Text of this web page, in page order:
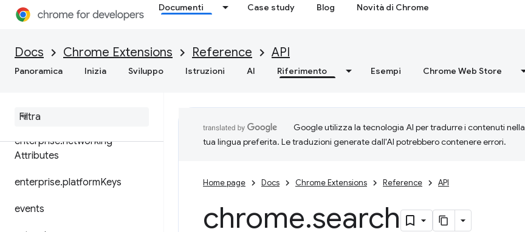
Documenti Case study Blog Novità di Chrome
Docs Chrome Extensions Reference API
Panoramica Inizia Sviluppo Istruzioni AI Riferimento Esempi Chrome Web Store
dom
enterprise.deviceAttributes
enterprise
enterprise.networking
Attributes
enterprise.platformKeys
events
Google utilizza la tecnologia AI per tradurre i contenuti nella
tua lingua preferita. Le traduzioni generate dall'AI potrebbero contenere errori.
Home page Docs Chrome Extensions Reference API
chrome.search